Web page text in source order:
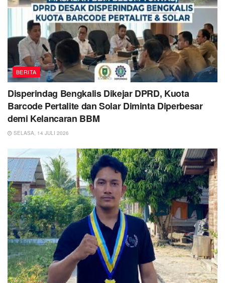
BERITA
Disperindag Bengkalis Dikejar DPRD, Kuota
Barcode Pertalite dan Solar Diminta Diperbesar
demi Kelancaran BBM
SELASA, 14 JULI 2026